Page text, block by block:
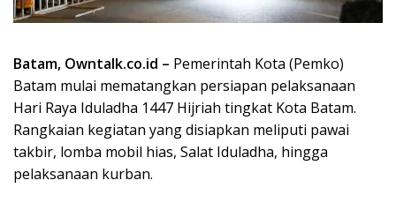
Batam, Owntalk.co.id – Pemerintah Kota (Pemko)
Batam mulai mematangkan persiapan pelaksanaan
Hari Raya Iduladha 1447 Hijriah tingkat Kota Batam.
Rangkaian kegiatan yang disiapkan meliputi pawai
takbir, lomba mobil hias, Salat Iduladha, hingga
pelaksanaan kurban.